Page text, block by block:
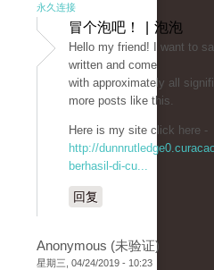
永久连接
冒个泡吧！ | 泡泡
Hello my friend! I want to
written and come
with approximately all
more posts like this.
Here is my site click here -
http://
berhasil-di-cu...
回复
Anonymous (未验证)
星期三, 04/24/2019 - 10:23